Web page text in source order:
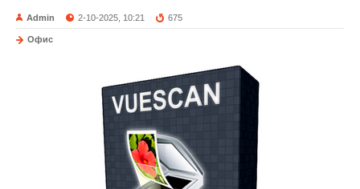
Admin 2-10-2025, 10:21 675
Офис